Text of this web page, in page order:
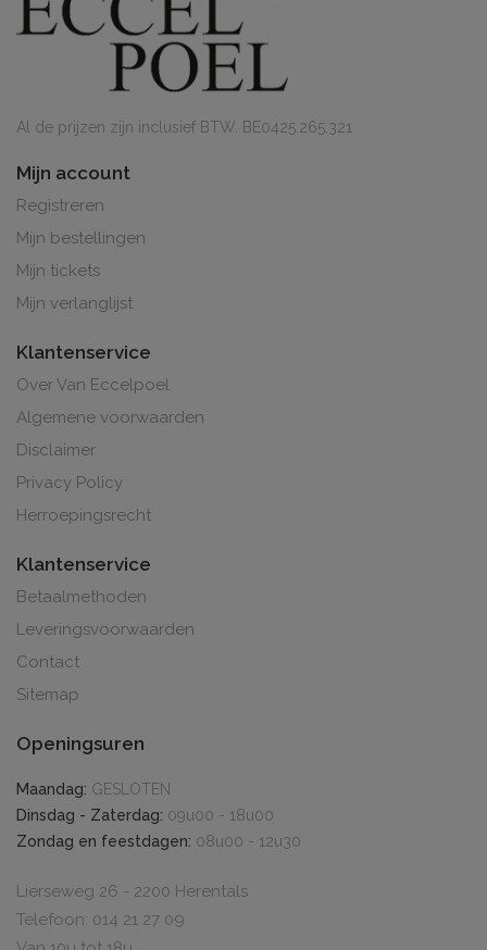
Al de prijzen zijn inclusief BTW. BE0425.265.321
Mijn account
Registreren
Mijn bestellingen
Mijn tickets
Mijn verlanglijst
Klantenservice
Over Van Eccelpoel
Algemene voorwaarden
Disclaimer
Privacy Policy
Herroepingsrecht
Klantenservice
Betaalmethoden
Leveringsvoorwaarden
Contact
Sitemap
Openingsuren
Maandag: GESLOTEN
Dinsdag - Zaterdag: 09u00 - 18u00
Zondag en feestdagen: 08u00 - 12u30
Lierseweg 26 - 2200 Herentals
Telefoon: 014 21 27 09